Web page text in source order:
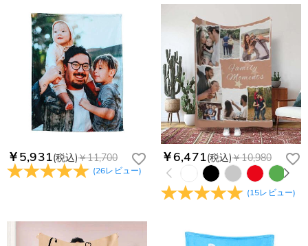
更してください。原因②通信状態などによりメールの到着が遅
れている。解決策：数時間たっても届かない場合は、今後お送
りするメールも遅れる可能性がありますので、別のメールアド
レスからお名前とご住所を記載したメールを
service@drawelry.jp へ送信してください。原因③メールアド
レスの入力に誤りがある。解決策：お名前とご住所を記載した
メールを service@drawelry.jp へ送信してください。
コンビニ前払いのお支払い期限はご注文から 6 日間となりま
す。
支払い情報は保護されますか？
お支払い情報は高度なセキュリティで保護されております。お
客様のお支払い情報は当社のサーバーに一切保存されません。
Paypal又はクレジットカート発行会社によって処理されます。
個人情報は保護されますか？
当社では、個人情報保護を目的としたコンプライアンスに則
り、プライバシーポリシーを定めています。お客様に安心かつ
安全にご利用いただけるよう最善の注意を払い、個人情報を厳
重に取り扱っています。 詳細はプライバシーポリシーまでご
確認ください
￥5,931(税込)￥11,700
(26レビュー)
￥6,471(税込)￥10,980
(15レビュー)